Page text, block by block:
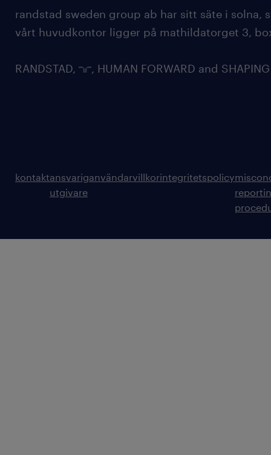
randstad sweden group ab har sitt säte i solna,
vårt huvudkontor ligger på mathildatorget 3,
RANDSTAD, , HUMAN FORWARD and
kontaktansvarig
utgivare
användarvillkorintegritetspolicy